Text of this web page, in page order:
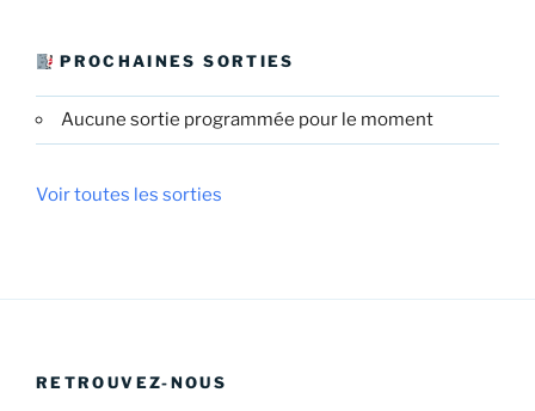
PROCHAINES SORTIES
Aucune sortie programmée pour le moment
Voir toutes les sorties
RETROUVEZ-NOUS